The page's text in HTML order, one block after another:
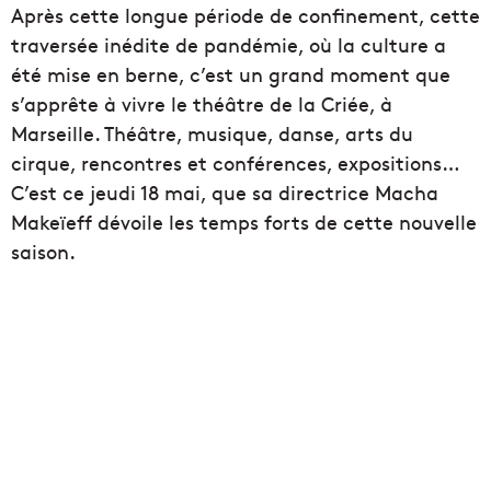
Après cette longue période de confinement, cette
traversée inédite de pandémie, où la culture a
été mise en berne, c’est un grand moment que
s’apprête à vivre le théâtre de la Criée, à
Marseille. Théâtre, musique, danse, arts du
cirque, rencontres et conférences, expositions…
C’est ce jeudi 18 mai, que sa directrice Macha
Makeïeff dévoile les temps forts de cette nouvelle
saison.